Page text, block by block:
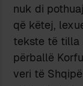
nuk di
që këtej,
tekste të tilla
përballë
veri të